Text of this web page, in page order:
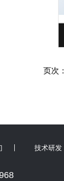
页次：
技术研发